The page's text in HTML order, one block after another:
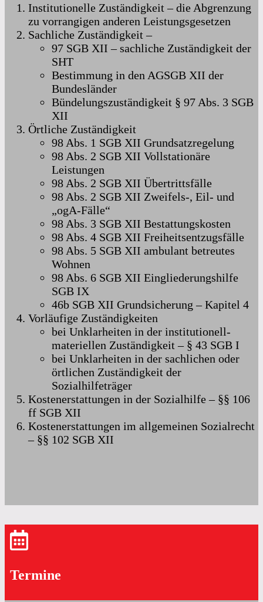
Institutionelle Zuständigkeit – die Abgrenzung
zu vorrangigen anderen Leistungsgesetzen
Sachliche Zuständigkeit –
97 SGB XII – sachliche Zuständigkeit der
SHT
Bestimmung in den AGSGB XII der
Bundesländer
Bündelungszuständigkeit § 97 Abs. 3 SGB
XII
Örtliche Zuständigkeit
98 Abs. 1 SGB XII Grundsatzregelung
98 Abs. 2 SGB XII Vollstationäre
Leistungen
98 Abs. 2 SGB XII Übertrittsfälle
98 Abs. 2 SGB XII Zweifels-, Eil- und
„ogA-Fälle“
98 Abs. 3 SGB XII Bestattungskosten
98 Abs. 4 SGB XII Freiheitsentzugsfälle
98 Abs. 5 SGB XII ambulant betreutes
Wohnen
98 Abs. 6 SGB XII Eingliederungshilfe
SGB IX
46b SGB XII Grundsicherung – Kapitel 4
Vorläufige Zuständigkeiten
bei Unklarheiten in der institutionell-
materiellen Zuständigkeit – § 43 SGB I
bei Unklarheiten in der sachlichen oder
örtlichen Zuständigkeit der
Sozialhilfeträger
Kostenerstattungen in der Sozialhilfe – §§ 106
ff SGB XII
Kostenerstattungen im allgemeinen Sozialrecht
– §§ 102 SGB XII
Termine